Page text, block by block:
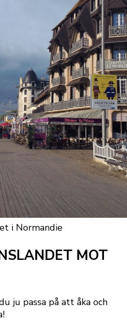
MOT
ju passa på att åka och